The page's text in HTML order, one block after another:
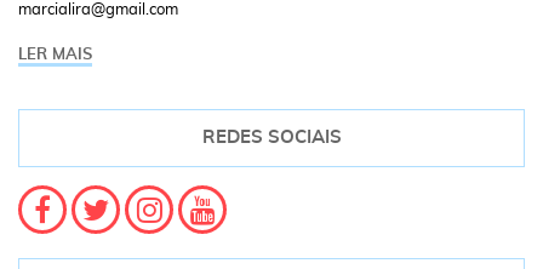
marcialira@gmail.com
LER MAIS
REDES SOCIAIS